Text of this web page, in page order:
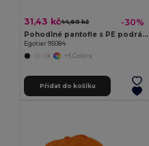
31,43 kč44,60 kč -30%
Pohodlné pantofle s PE podrážkou a PVC páskem
Egotier 95084
+5 Colors
Přidat do košíku